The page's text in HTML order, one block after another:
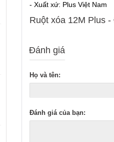
- Xuất xứ: Plus Việt Nam
Ruột xóa 12M Plus
Đánh giá
Họ và tên:
Đánh giá của bạn: